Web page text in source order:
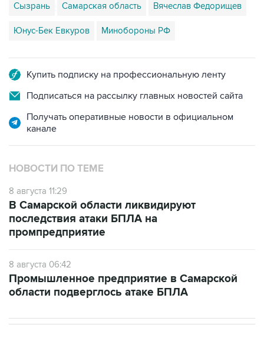
Сызрань Самарская область Вячеслав Федорищев
Юнус-Бек Евкуров Минобороны РФ
Купить подписку на профессиональную ленту
Подписаться на рассылку главных новостей сайта
Получать оперативные новости в официальном
канале
НОВОСТИ ПО ТЕМЕ
8 августа 11:29
В Самарской области ликвидируют
последствия атаки БПЛА на
промпредприятие
8 августа 06:42
Промышленное предприятие в Самарской
области подверглось атаке БПЛА